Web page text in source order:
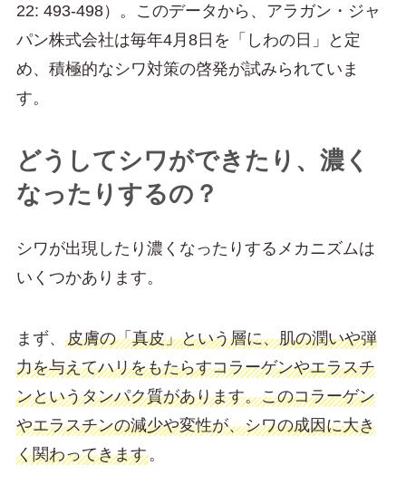
22: 493-498）。このデータから、アラガン・ジャ
パン株式会社は毎年4月8日を「しわの日」と定
め、積極的なシワ対策の啓発が試みられていま
す。
どうしてシワができたり、濃く
なったりするの？
シワが出現したり濃くなったりするメカニズムは
いくつかあります。
まず、 皮膚の「真皮」という層に、肌の潤いや弾
力を与えてハリをもたらすコラーゲンやエラスチ
ンというタンパク質があります。このコラーゲン
やエラスチンの減少や変性が、シワの成因に大き
く関わってきます。